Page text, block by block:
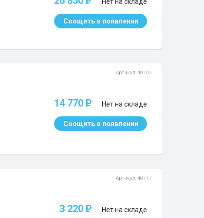
Соощить о появлении
Артикул: 40105
14 770 P Нет на складе
Соощить о появлении
Артикул: 40717
3 220 P Нет на складе